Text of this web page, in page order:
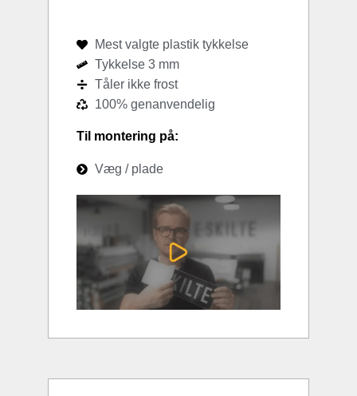
Mest valgte plastik tykkelse
Tykkelse 3 mm
Tåler ikke frost
100% genanvendelig
Til montering på:
Væg / plade